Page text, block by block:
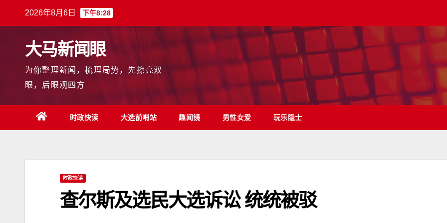
2026年8月6日 下午8:28
大马新闻眼
为你整理新闻，梳理局势，先擦亮双
眼，后眼观四方
时政快读 大选前哨站 趣闻镜 男性女爱 玩乐隐士
时政快读
查尔斯及选民大选诉讼 统统被驳